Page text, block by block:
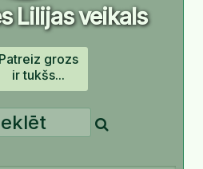
Lilijas veikals
Patreiz grozs
ir tukšs...